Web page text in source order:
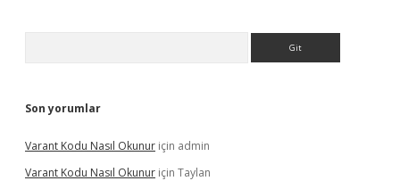
Son yorumlar
Varant Kodu Nasıl Okunur için admin
Varant Kodu Nasıl Okunur için Taylan